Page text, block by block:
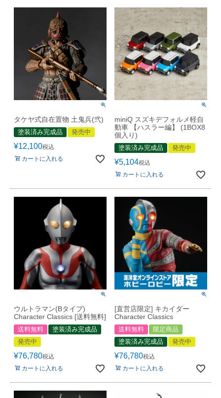
タケヤ式自在置物 土鬼兵(弐)
塗装済み完成品 発売中
¥12,100税込
カートに入れる
miniQ スズキデフォルメ軽自
動車 【ハスラー編】 (1BOX8
個入り)
塗装済み完成品 発売中
¥5,104税込
カートに入れる
ウルトラマン(Bタイプ)
Character Classics [送料無料]
送料無料
塗装済み完成品
発売中
¥76,780税込
カートに入れる
[直営店限定] キカイダー
Character Classics
送料無料
限定商品
塗装済み完成品
発売中
¥76,780税込
カートに入れる